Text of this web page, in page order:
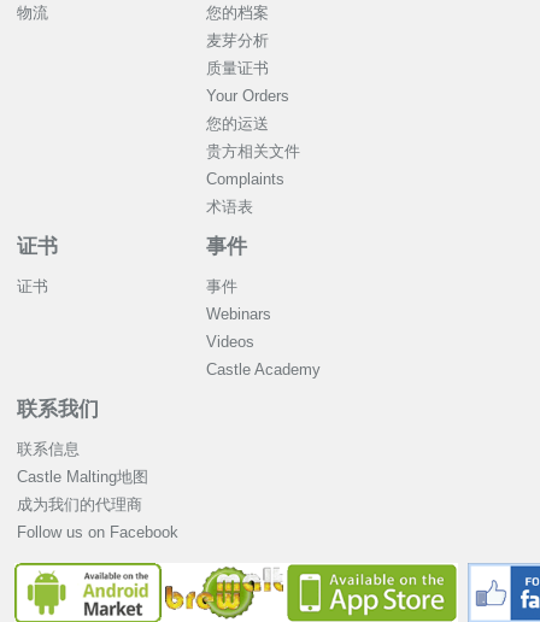
物流
您的档案
麦芽分析
质量证书
Your Orders
您的运送
贵方相关文件
Complaints
术语表
证书
证书
事件
事件
Webinars
Videos
Castle Academy
联系我们
联系信息
Castle Malting地图
成为我们的代理商
Follow us on Facebook